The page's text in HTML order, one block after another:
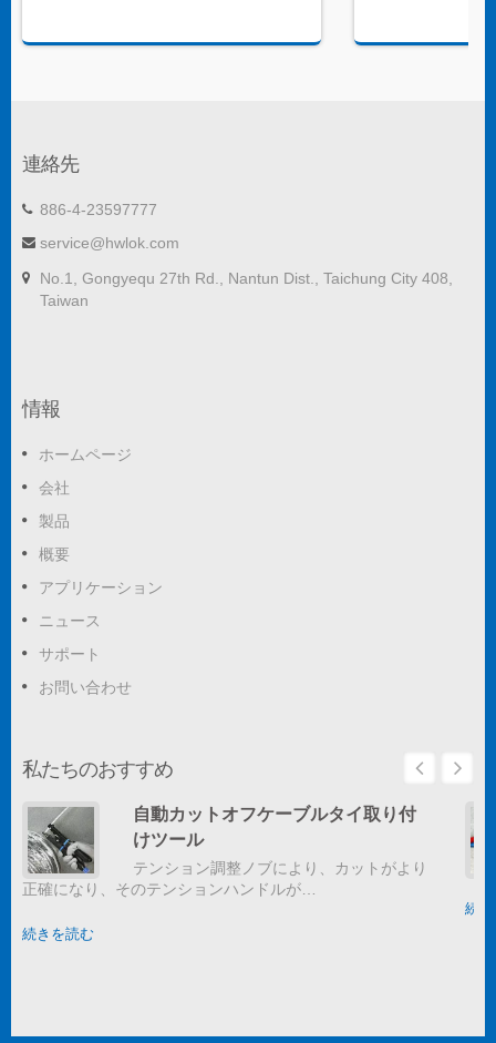
連絡先
886-4-23597777
service@hwlok.com
No.1, Gongyequ 27th Rd., Nantun Dist., Taichung City 408,
Taiwan
情報
ホームページ
会社
製品
概要
アプリケーション
ニュース
サポート
お問い合わせ
私たちのおすすめ
自動カットオフケーブルタイ取り付
けツール
テンション調整ノブにより、カットがより
正確になり、そのテンションハンドルが…
続きを読む
続